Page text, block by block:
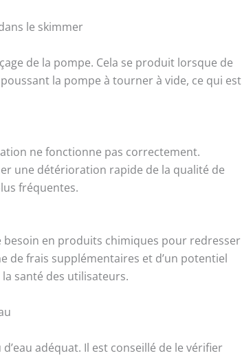
le skimmer
de la pompe. Cela se produit lorsque de
la pompe à tourner à vide, ce qui est
ne fonctionne pas correctement.
une détérioration rapide de la qualité de
fréquentes.
besoin en produits chimiques pour redresser
de frais supplémentaires et d’un potentiel
santé des utilisateurs.
adéquat. Il est conseillé de le vérifier